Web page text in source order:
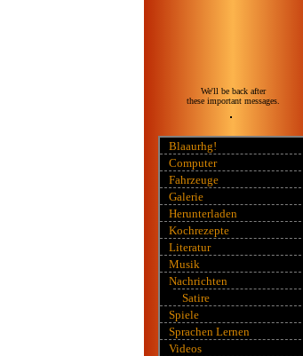
We'll be back after
these important messages.
Blaaurhg!
Computer
Fahrzeuge
Galerie
Herunterladen
Kochrezepte
Literatur
Musik
Nachrichten
Satire
Spiele
Sprachen Lernen
Videos